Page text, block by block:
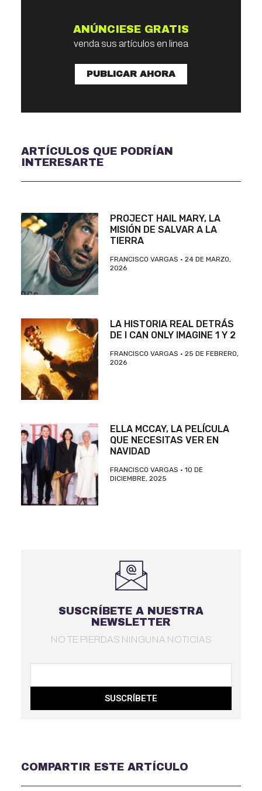
ANÚNCIESE GRATIS
venda sus artículos en linea
PUBLICAR AHORA
ARTÍCULOS QUE PODRÍAN
INTERESARTE
PROJECT HAIL MARY, LA
MISIÓN DE SALVAR A LA
TIERRA
FRANCISCO VARGAS
24 DE MARZO,
2026
LA HISTORIA REAL DETRÁS
DE I CAN ONLY IMAGINE 1 Y 2
FRANCISCO VARGAS
25 DE FEBRERO,
2026
ELLA MCCAY, LA PELÍCULA
QUE NECESITAS VER EN
NAVIDAD
FRANCISCO VARGAS
10 DE
DICIEMBRE, 2025
SUSCRÍBETE A NUESTRA
NEWSLETTER
NO TE PIERDAS NINGUNA NOTICIAS
SUSCRÍBETE
COMPARTIR ESTE ARTÍCULO